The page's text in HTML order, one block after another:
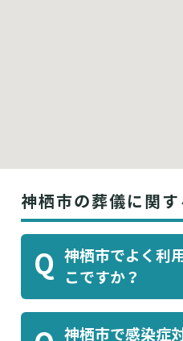
神栖市の葬儀に関
Q
神栖市でよく利
こですか？
神栖市はさき火葬場、
神栖市で感染症